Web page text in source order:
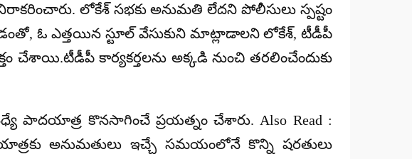
లోకేశ్ సభకు అనుమతి లేదని పోలీసులు స్పష్టం
ఓ ఎత్తయిన స్టూల్ వేసుకుని మాట్లాడాలని లోకేశ్, టీడీపీ
చేశాయి.టీడీపీ కార్యకర్తలను అక్కడి నుంచి తరలించేందుకు
కొనసాగించే ప్రయత్నం చేశారు. Also Read :
అనుమతులు ఇచ్చే సమయంలోనే కొన్ని షరతులు